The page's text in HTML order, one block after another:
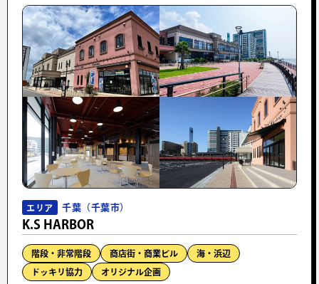
エリア 千葉（千葉市）
K.S HARBOR
階段・非常階段 商店街・商業ビル 海・浜辺
ドッキリ協力 オリジナル企画